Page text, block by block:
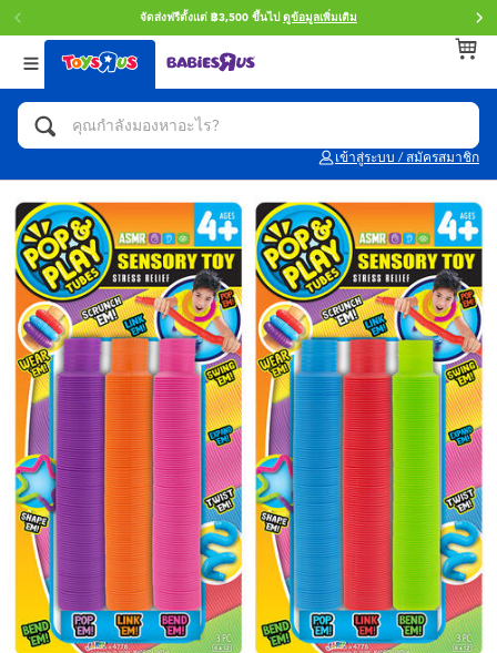
จัดส่งฟรีตั้งแต่ ฿3,500 ขึ้นไป ดูข้อมูลเพิ่มเติม
เข้าสู่ระบบ / สมัครสมาชิก
กลับ
หมวดหมู่
แอคชั่นฟิกเกอร์ และการสวมบทบาทเป็นฮีโร่
ตัวต่อและ LEGO
รถของเล่น, รถบรรทุกของเล่น, รถไฟของเล่น
และรีโมทบังคับ
กิจกรรมและงานคราฟท์
ตุ๊กตาและของสะสม
อุปกรณ์อิเล็คทรอนิกส์
เกมและพัซเซิล
ของเล่นเพื่อการเรียนรู้
กลับ
แบรนด์
Toy Story ทอย สตอรี่
Star Wars
LEGOเลโก้
Blokees บล็อคคีส์
Zuru ซูรู
X-Shot
playpop
Barbie บาร์บี้
กลับ
Age
0~2 ปี
5~7 ปี
8~11 ปี
12~14 ปี
14+ ปี